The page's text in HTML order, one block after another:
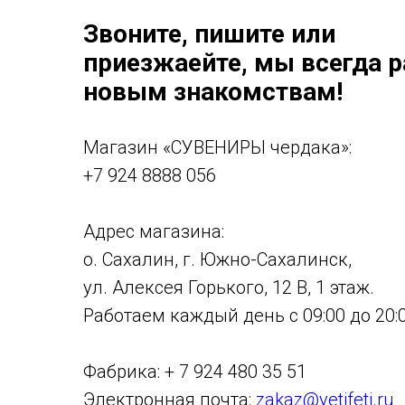
Звоните, пишите или
приезжаейте, мы всегда
новым знакомствам!
Магазин «СУВЕНИРЫ чердака»:
+7 924 8888 056
Адрес магазина:
о. Сахалин, г. Южно-Сахалинск,
ул. Алексея Горького, 12 В, 1 этаж.
Работаем каждый день с 09:00 до
Фабрика: + 7 924 480 35 51
Электронная почта: zakaz@yetifeti.ru